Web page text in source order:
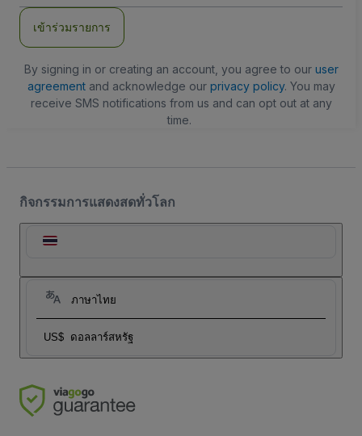
เข้าร่วมรายการ
By signing in or creating an account, you agree to our user
agreementand acknowledge our privacy policy. You may
receive SMS notifications from us and can opt out at any
time.
กิจกรรมการแสดงสดทั่วโลก
ภาษาไทย
US$ ดอลลาร์สหรัฐ